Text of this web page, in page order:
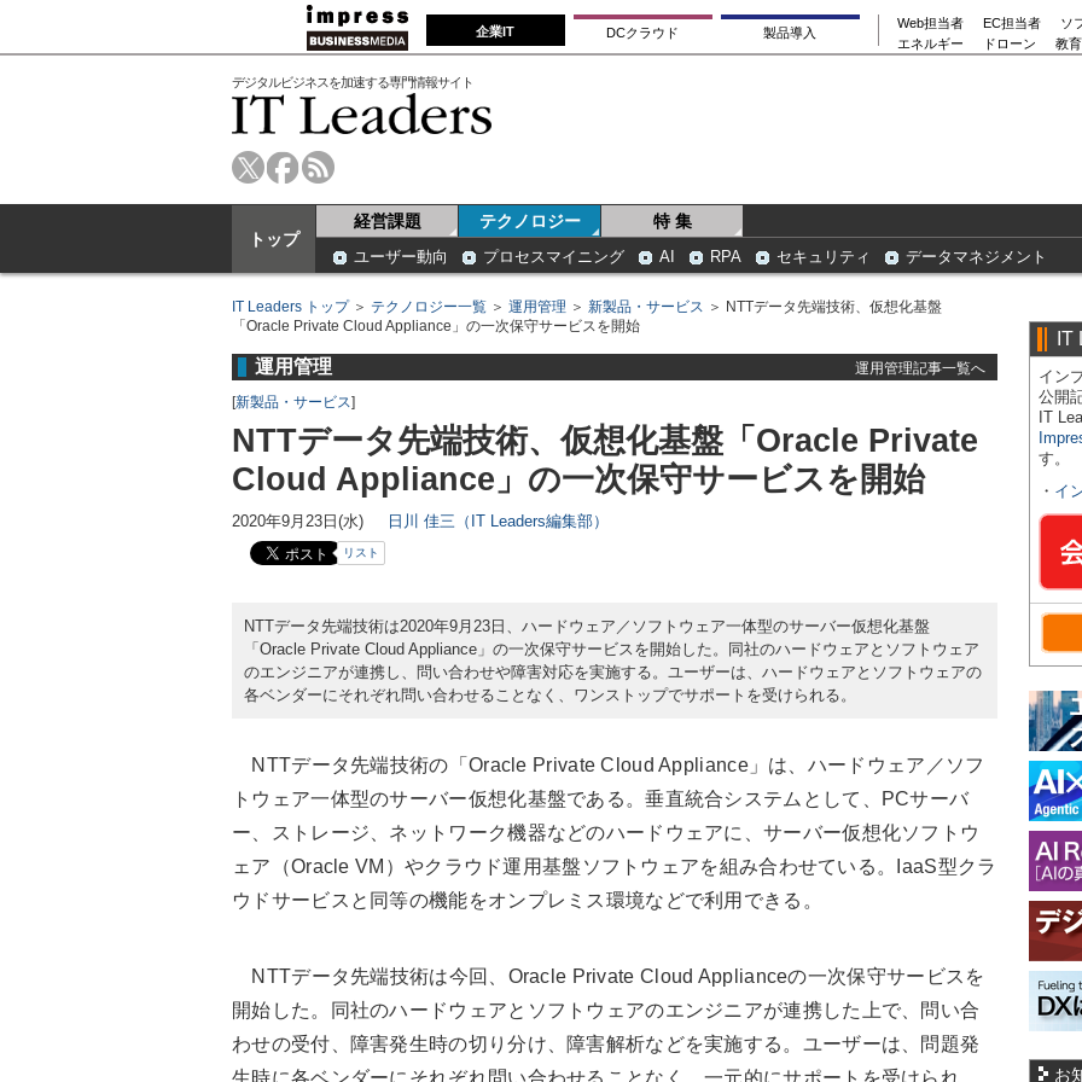
企業IT DCクラウド 製品導入
Web担当者 EC担当者
ソ
エネルギー
ドローン 教
デジタルビジネスを加速する専門情報サイト
トップ
経営課題 テクノロジー 特 集
ユーザー動向 プロセスマイニング AI RPA セキュリティ データマネジメント
IT Leaders トップ＞ テクノロジー一覧 ＞ 運用管理 ＞ 新製品・サービス ＞ NTTデータ先端技術、仮想化基盤
「Oracle Private Cloud Appliance」の一次保守サービスを開始
運用管理
運用管理記事一覧へ
[新製品・サービス]
NTTデータ先端技術、仮想化基盤「Oracle Private
Cloud Appliance」の一次保守サービスを開始
2020年9月23日(水) 日川 佳三（IT Leaders編集部）
リスト
NTTデータ先端技術は2020年9月23日、ハードウェア／ソフトウェア一体型のサーバー仮想化基盤
「Oracle Private Cloud Appliance」の一次保守サービスを開始した。同社のハードウェアとソフトウェア
のエンジニアが連携し、問い合わせや障害対応を実施する。ユーザーは、ハードウェアとソフトウェアの
各ベンダーにそれぞれ問い合わせることなく、ワンストップでサポートを受けられる。
NTTデータ先端技術の「Oracle Private Cloud Appliance」は、ハードウェア／ソフ
トウェア一体型のサーバー仮想化基盤である。垂直統合システムとして、PCサーバ
ー、ストレージ、ネットワーク機器などのハードウェアに、サーバー仮想化ソフトウ
ェア（Oracle VM）やクラウド運用基盤ソフトウェアを組み合わせている。IaaS型クラ
ウドサービスと同等の機能をオンプレミス環境などで利用できる。
NTTデータ先端技術は今回、Oracle Private Cloud Applianceの一次保守サービスを
開始した。同社のハードウェアとソフトウェアのエンジニアが連携した上で、問い合
わせの受付、障害発生時の切り分け、障害解析などを実施する。ユーザーは、問題発
IT
イン
公開
IT
す。
・ イ
お